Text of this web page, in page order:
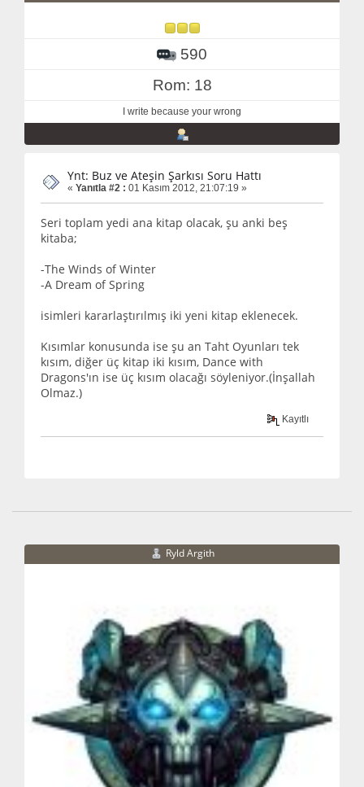
590
Rom: 18
I write because your wrong
Ynt: Buz ve Ateşin Şarkısı Soru Hattı
« Yanıtla #2 : 01 Kasım 2012, 21:07:19 »
Seri toplam yedi ana kitap olacak, şu anki beş
kitaba;
-The Winds of Winter
-A Dream of Spring
isimleri kararlaştırılmış iki yeni kitap eklenecek.
Kısımlar konusunda ise şu an Taht Oyunları tek
kısım, diğer üç kitap iki kısım, Dance with
Dragons'ın ise üç kısım olacağı söyleniyor.(İnşallah
Olmaz.)
Kayıtlı
Ryld Argith